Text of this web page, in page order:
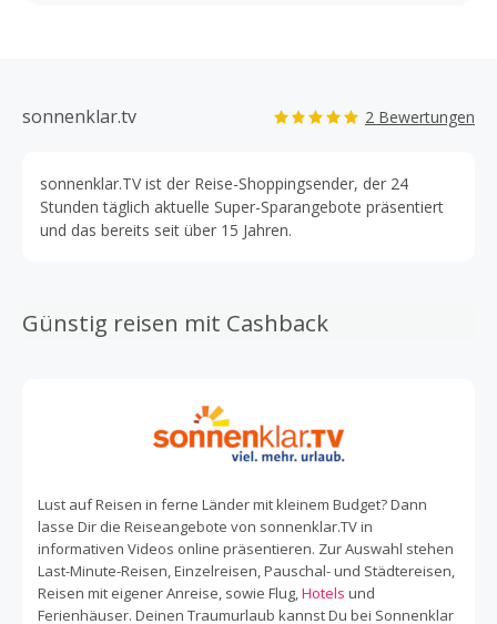
sonnenklar.tv 2 Bewertungen
sonnenklar.TV ist der Reise-Shoppingsender, der 24
Stunden täglich aktuelle Super-Sparangebote präsentiert
und das bereits seit über 15 Jahren.
Günstig reisen mit Cashback
Lust auf Reisen in ferne Länder mit kleinem Budget? Dann
lasse Dir die Reiseangebote von sonnenklar.TV in
informativen Videos online präsentieren. Zur Auswahl stehen
Last-Minute-Reisen, Einzelreisen, Pauschal- und Städtereisen,
Reisen mit eigener Anreise, sowie Flug,Hotels und
Ferienhäuser. Deinen Traumurlaub kannst Du bei Sonnenklar